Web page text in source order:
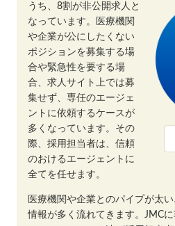
うち、8割が非公開求人と
なっています。医療機関
や企業が公にしたくない
ポジションを募集する場
合や緊急性を要する場
合、求人サイト上では募
集せず、専任のエージェ
ントに依頼するケースが
多くなっています。その
際、採用担当者は、信頼
のおけるエージェントに
全てを任せます。
医療機関や企業とのパイプが太
情報が多く流れてきます。JMC